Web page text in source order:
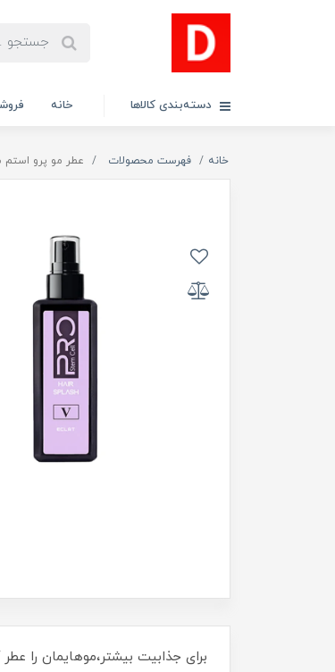
دسته‌بندی کالاها خانه
خانه فهرست محصولات عطر مو پرو استم سل با
برای جذابیت بیشتر،موهایمان را